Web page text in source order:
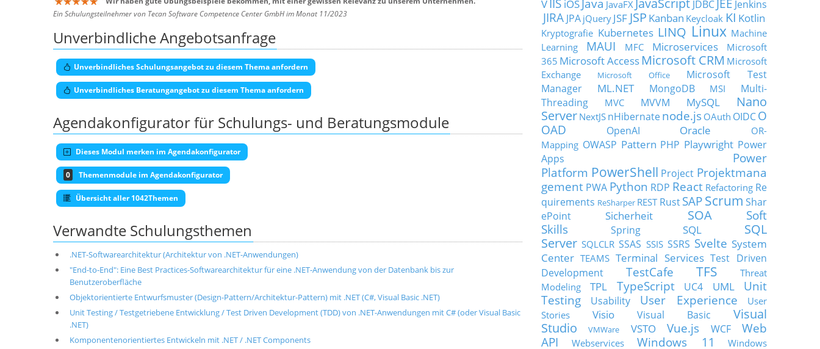
Ein Schulungsteilnehmer von Tecan Software Competence Center GmbH im Monat 11/2023
Unverbindliche Angebotsanfrage
Unverbindliches Schulungsangebot zu diesem Thema anfordern
Unverbindliches Beratungangebot zu diesem Thema anfordern
Agendakonfigurator für Schulungs- und Beratungsmodule
Dieses Modul merken im Agendakonfigurator
0 Themenmodule im Agendakonfigurator
Übersicht aller 1042Themen
Verwandte Schulungsthemen
.NET-Softwarearchitektur (Architektur von .NET-Anwendungen)
"End-to-End": Eine Best Practices-Softwarearchitektur für eine .NET-Anwendung von der Datenbank bis zur
Benutzeroberfläche
Objektorientierte Entwurfsmuster (Design-Pattern/Architektur-Pattern) mit .NET (C#, Visual Basic .NET)
Unit Testing / Testgetriebene Entwicklung / Test Driven Development (TDD) von .NET-Anwendungen mit C# (oder Visual Basic
.NET)
Komponentenorientiertes Entwickeln mit .NET / .NET Components
VIIS iOSJava JavaFX JavaScript JDBC JEE Jenkins
JIRA JPA jQuery JSF JSP Kanban Keycloak KI Kotlin
Kryptografie Kubernetes LINQ Linux Machine
Learning
MAUI MFC Microservices
Microsoft
365 Microsoft Access Microsoft CRM Microsoft
Exchange
Microsoft Office
Microsoft Test
Manager
ML.NET MongoDB MSI
Multi-
Threading
MVC MVVM MySQL
Nano
Server NextJS nHibernatenode.js OAuth OIDCO
OAD
OpenAI Oracle
OR-
Mapping OWASP Pattern PHP Playwright Power
Apps
Power
Platform PowerShell Project Projektmana
gement PWA Python RDP React Refactoring Re
quirements ReSharper REST Rust SAP Scrum Shar
ePoint
Sicherheit SOA
Soft
Skills
Spring SQL
SQL
Server SQLCLR SSAS SSIS SSRS Svelte System
Center TEAMS Terminal Services Test Driven
Development
TestCafe TFS
Threat
Modeling
TPL TypeScript UC4 UML
Unit
Testing
Usability User Experience
User
Stories
Visio Visual Basic
Visual
Studio
VMWare VSTO Vue.js WCF
Web
API
Webservices Windows 11 Windows